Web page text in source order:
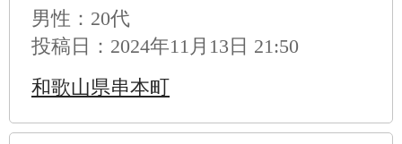
男性 ：20代
投稿日：2024年11月13日 21:50
和歌山県串本町